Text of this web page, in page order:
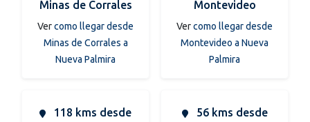
Minas de Corrales
Vercomo llegar desde
Minas de Corrales a
Nueva Palmira
Montevideo
Vercomo llegar desde
Montevideo a Nueva
Palmira
118 kms desde
56 kms desde